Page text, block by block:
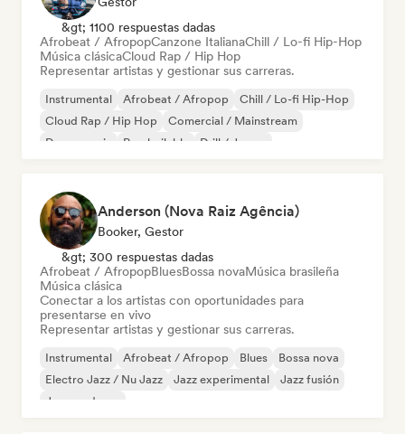
&gt; 1100 respuestas dadas
Afrobeat / AfropopCanzone ItalianaChill / Lo-fi Hip-Hop
Música clásicaCloud Rap / Hip Hop
Representar artistas y gestionar sus carreras.
Instrumental Afrobeat / Afropop
Chill / Lo-fi Hip-Hop
Cloud Rap / Hip Hop
Comercial / Mainstream
Dance music
Pop bailable Drill / Jersey
Anderson (Nova Raiz Agência)
Booker, Gestor
&gt; 300 respuestas dadas
Afrobeat / AfropopBluesBossa novaMúsica brasileña
Música clásica
Conectar a los artistas con oportunidades para
presentarse en vivo
Representar artistas y gestionar sus carreras.
Instrumental Afrobeat / Afropop Blues
Bossa nova
Electro Jazz / Nu Jazz
Jazz experimental
Jazz fusión
Jazz moderno